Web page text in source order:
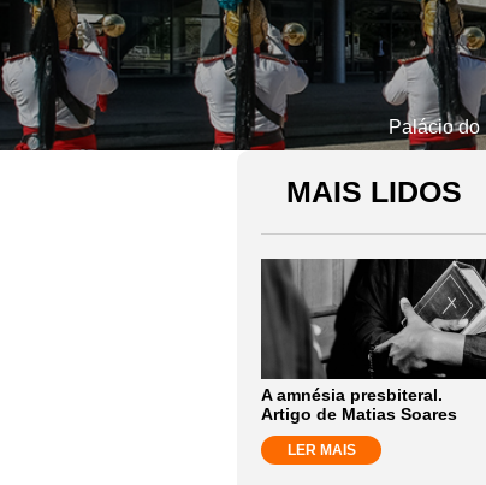
Palácio do
MAIS LIDOS
A amnésia presbiteral.
Artigo de Matias Soares
LER MAIS